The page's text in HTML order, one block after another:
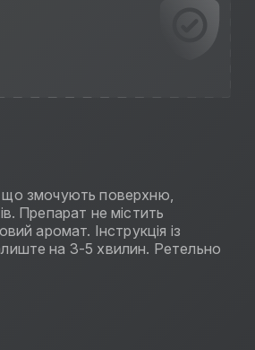
що змочують поверхню,
Препарат не містить
аромат. Інструкція із
на 3-5 хвилин. Ретельно